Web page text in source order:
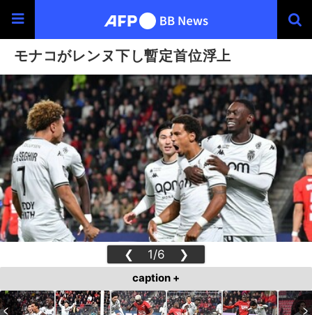
モナコがレンヌ下し暫定首位浮上
❮ 1/6 ❯
caption +